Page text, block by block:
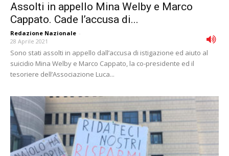
Assolti in appello Mina Welby e Marco
Cappato. Cade l’accusa di...
Redazione Nazionale -
28 Aprile 2021
Sono stati assolti in appello dall’accusa di istigazione ed aiuto al
suicidio Mina Welby e Marco Cappato, la co-presidente ed il
tesoriere dell’Associazione Luca...